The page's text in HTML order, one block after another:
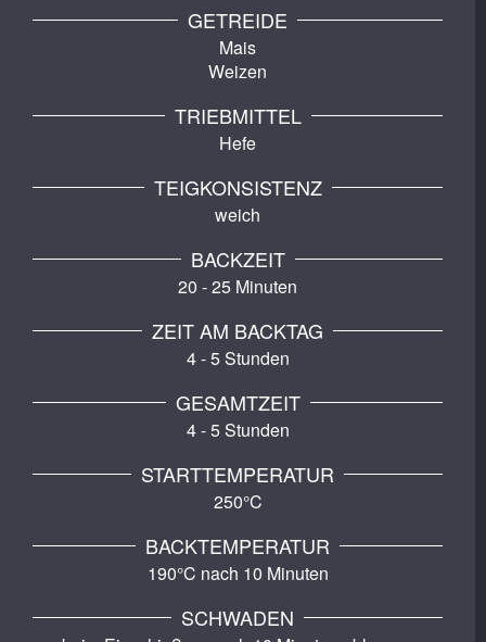
GETREIDE
Mais
Weizen
TRIEBMITTEL
Hefe
TEIGKONSISTENZ
weich
BACKZEIT
20 - 25 Minuten
ZEIT AM BACKTAG
4 - 5 Stunden
GESAMTZEIT
4 - 5 Stunden
STARTTEMPERATUR
250°C
BACKTEMPERATUR
190°C nach 10 Minuten
SCHWADEN